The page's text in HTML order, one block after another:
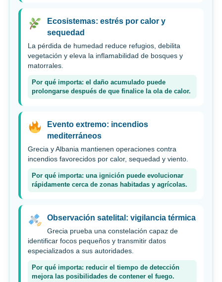
Ecosistemas: estrés por calor y
sequedad
La pérdida de humedad reduce refugios, debilita
vegetación y eleva la inflamabilidad de bosques y
matorrales.
Por qué importa: el daño acumulado puede
prolongarse después de que finalice la ola de calor.
Evento extremo: incendios
mediterráneos
Grecia y Albania mantienen operaciones contra
incendios favorecidos por calor, sequedad y viento.
Por qué importa: una ignición puede evolucionar
rápidamente cerca de zonas habitadas y agrícolas.
Observación satelital: vigilancia térmica
Grecia prueba una constelación capaz de
identificar focos pequeños y transmitir datos
especializados a sus autoridades.
Por qué importa: reducir el tiempo de detección
mejora las posibilidades de contener el fuego.